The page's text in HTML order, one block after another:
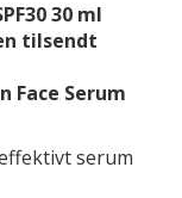
30 ml
tilsendt
Face Serum
serum